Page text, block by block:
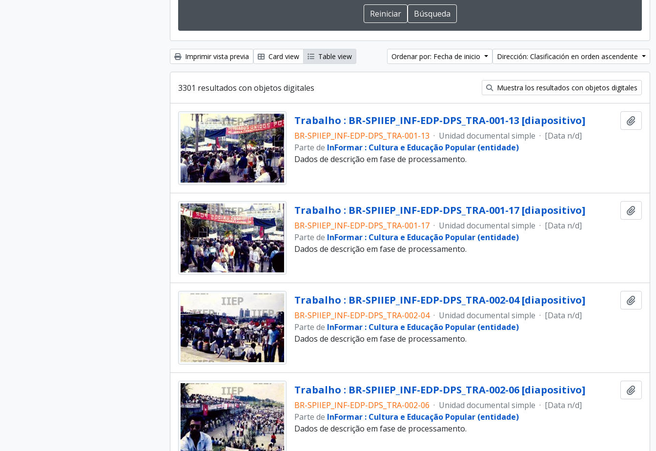
Imprimir vista previa Card view Table view Ordenar por: Fecha de inicio Dirección: Clasificación en orden ascendente
3301 resultados con objetos digitales Muestra los resultados con objetos digitales
Trabalho : BR-SPIIEP_INF-EDP-DPS_TRA-001-13 [diapositivo]
BR-SPIIEP_INF-EDP-DPS_TRA-001-13 · Unidad documental simple · [Data n/d]
Parte de InFormar : Cultura e Educação Popular (entidade)
Dados de descrição em fase de processamento.
Trabalho : BR-SPIIEP_INF-EDP-DPS_TRA-001-17 [diapositivo]
BR-SPIIEP_INF-EDP-DPS_TRA-001-17 · Unidad documental simple · [Data n/d]
Parte de InFormar : Cultura e Educação Popular (entidade)
Dados de descrição em fase de processamento.
Trabalho : BR-SPIIEP_INF-EDP-DPS_TRA-002-04 [diapositivo]
BR-SPIIEP_INF-EDP-DPS_TRA-002-04 · Unidad documental simple · [Data n/d]
Parte de InFormar : Cultura e Educação Popular (entidade)
Dados de descrição em fase de processamento.
Trabalho : BR-SPIIEP_INF-EDP-DPS_TRA-002-06 [diapositivo]
BR-SPIIEP_INF-EDP-DPS_TRA-002-06 · Unidad documental simple · [Data n/d]
Parte de InFormar : Cultura e Educação Popular (entidade)
Dados de descrição em fase de processamento.